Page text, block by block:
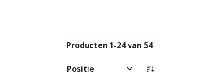
Producten 1-24van 54
Sorteer op: